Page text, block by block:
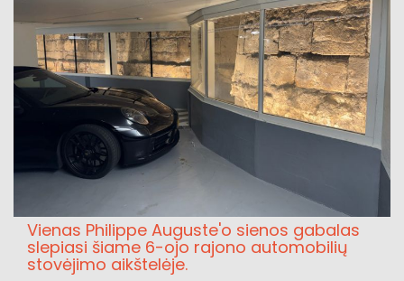
Vienas Philippe Auguste'o sienos gabalas
slepiasi šiame 6-ojo rajono automobilių
stovėjimo aikštelėje.